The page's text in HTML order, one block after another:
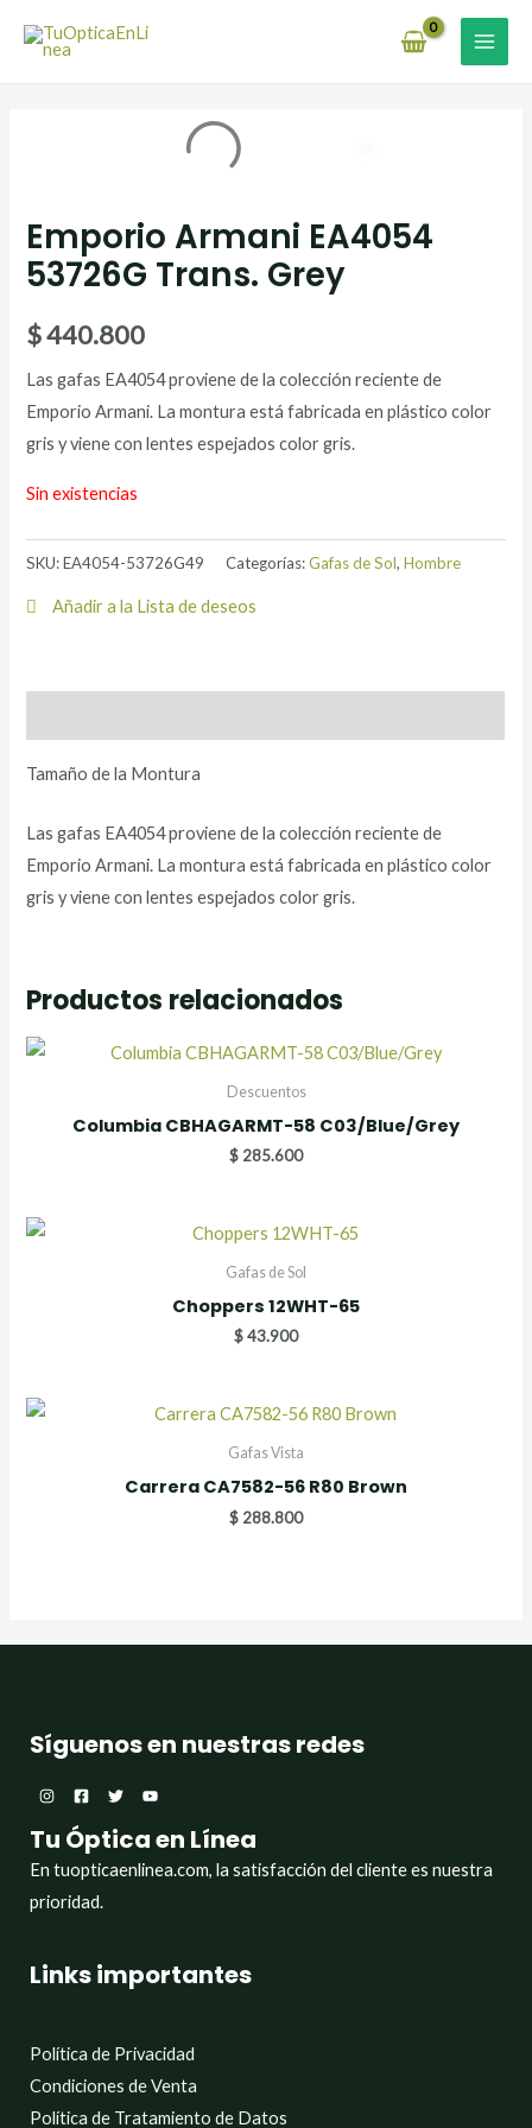
Emporio Armani EA4054
53726G Trans. Grey
$440.800
Las gafas EA4054 proviene de la colección reciente de
Emporio Armani. La montura está fabricada en plástico color
gris y viene con lentes espejados color gris.
Sin existencias
SKU:EA4054-53726G49 Categorías:Gafas de Sol,Hombre
Añadir a la Lista de deseos
Tamaño de la Montura
Las gafas EA4054 proviene de la colección reciente de
Emporio Armani. La montura está fabricada en plástico color
gris y viene con lentes espejados color gris.
Productos relacionados
Descuentos
Columbia CBHAGARMT-58 C03/Blue/Grey
$ 285.600
Gafas de Sol
Choppers 12WHT-65
$43.900
Gafas Vista
Carrera CA7582-56 R80 Brown
$ 288.800
Síguenos en nuestras redes
Tu Óptica en Línea
En tuopticaenlinea.com, la satisfacción del cliente es nuestra
prioridad.
Links importantes
Política de Privacidad
Condiciones de Venta
Política de Tratamiento de Datos